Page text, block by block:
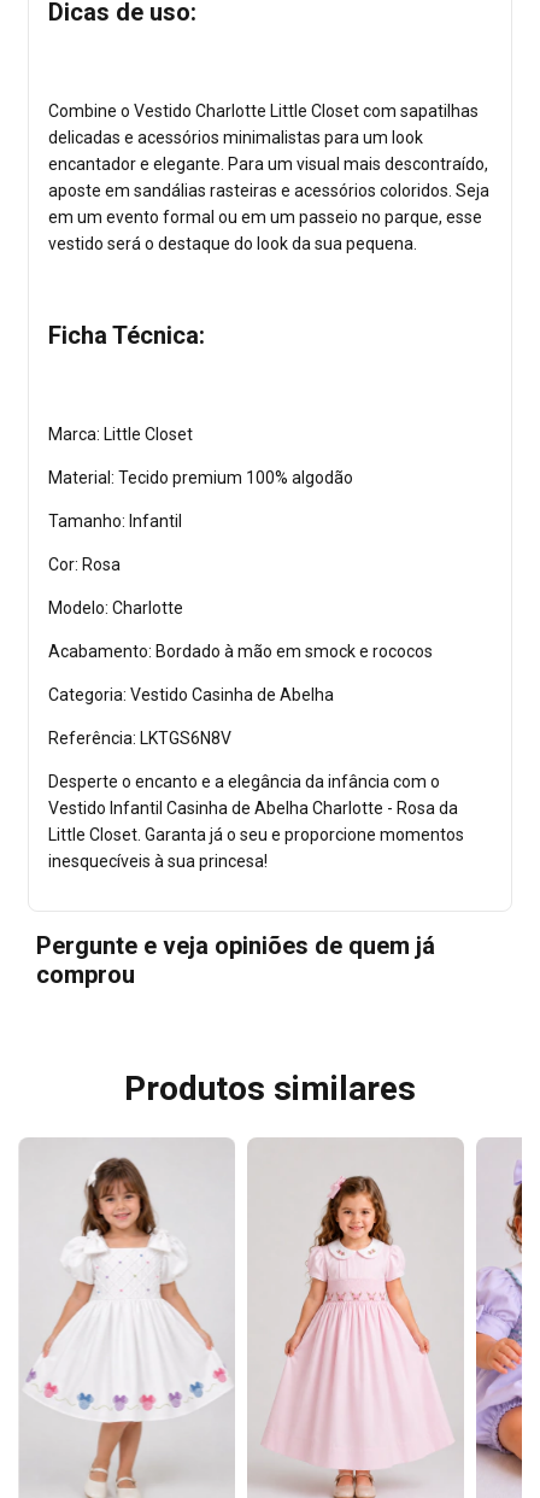
Dicas de uso:
Combine o Vestido Charlotte Little Closet com sapatilhas
delicadas e acessórios minimalistas para um look
encantador e elegante. Para um visual mais descontraído,
aposte em sandálias rasteiras e acessórios coloridos. Seja
em um evento formal ou em um passeio no parque, esse
vestido será o destaque do look da sua pequena.
Ficha Técnica:
Marca: Little Closet
Material: Tecido premium 100% algodão
Tamanho: Infantil
Cor: Rosa
Modelo: Charlotte
Acabamento: Bordado à mão em smock e rococos
Categoria: Vestido Casinha de Abelha
Referência: LKTGS6N8V
Desperte o encanto e a elegância da infância com o
Vestido Infantil Casinha de Abelha Charlotte - Rosa da
Little Closet. Garanta já o seu e proporcione momentos
inesquecíveis à sua princesa!
Pergunte e veja opiniões de quem já
comprou
Produtos similares